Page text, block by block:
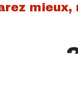
mieux,